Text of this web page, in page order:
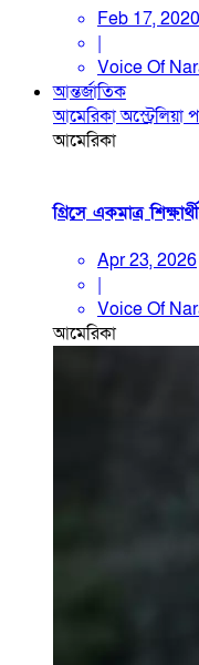
Feb 17, 2020
|
Voice Of
আন্তর্জাতিক
আমেরিকাঅস্ট্রেলিয়া
আমেরিকা
গ্রিসে একমাত্র
Apr 23, 2026
|
Voice Of
আমেরিকা